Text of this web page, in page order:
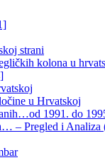
strani
kolona u
u Hrvatskoj
1991. do
– Pregled i Analiza